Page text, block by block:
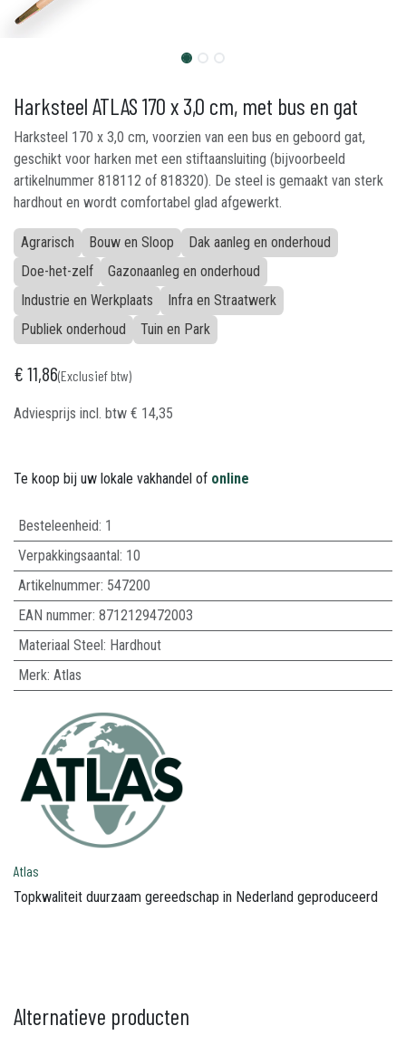
Harksteel ATLAS 170 x 3,0 cm, met bus en gat
Harksteel 170 x 3,0 cm, voorzien van een bus en geboord gat,
geschikt voor harken met een stiftaansluiting (bijvoorbeeld
artikelnummer 818112 of 818320). De steel is gemaakt van sterk
hardhout en wordt comfortabel glad afgewerkt.
Agrarisch Bouw en Sloop
Dak aanleg en onderhoud
Doe-het-zelf
Gazonaanleg en onderhoud
Industrie en Werkplaats
Infra en Straatwerk
Publiek onderhoud
Tuin en Park
€11,86(Exclusief btw)
Adviesprijs incl. btw € 14,35
Te koop bij uw lokale vakhandel of online
Besteleenheid: 1
Verpakkingsaantal: 10
Artikelnummer: 547200
EAN nummer: 8712129472003
Materiaal Steel: Hardhout
Merk: Atlas
Atlas
Topkwaliteit duurzaam gereedschap in Nederland geproduceerd
Alternatieve producten